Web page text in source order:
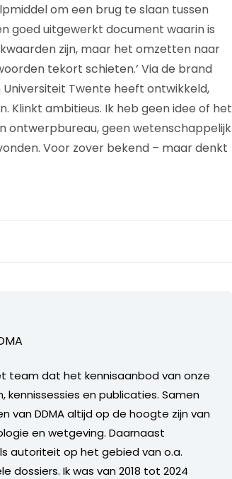
om een brug te slaan tussen
goed uitgewerkt document waarin is
zijn, maar het omzetten naar
tekort schieten.’ Via de brand
Twente heeft ontwikkeld,
ambitieus. Ik heb geen idee of het
ontwerpbureau, geen wetenschappelijk
Voor zover bekend – maar denkt
team dat het kennisaanbod van onze
en publicaties. Samen
van DDMA altijd op de hoogte zijn van
en wetgeving. Daarnaast
autoriteit op het gebied van o.a.
Ik was van 2018 tot 2024